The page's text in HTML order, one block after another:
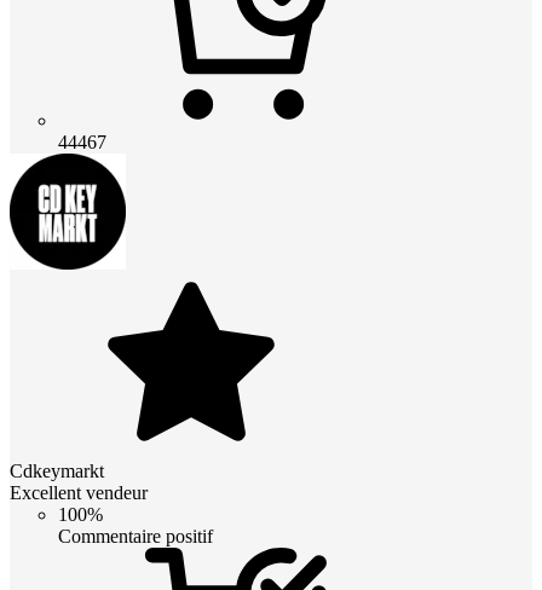
44467
Cdkeymarkt
Excellent vendeur
100%
Commentaire positif